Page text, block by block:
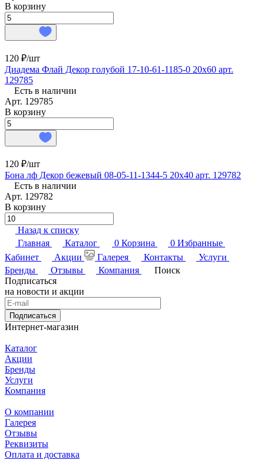
В корзину
120 ₽/шт
Диадема Флай Декор голубой 17-10-61-1185-0 20х60 арт.
129785
Есть в наличии
Арт. 129785
В корзину
120 ₽/шт
Бона лф Декор бежевый 08-05-11-1344-5 20х40 арт. 129782
Есть в наличии
Арт. 129782
В корзину
Назад к списку
Главная
Каталог 0 Корзина 0 Избранные
Кабинет
Акции Галерея Контакты
Услуги
Бренды
Отзывы Компания
Поиск
Подписаться
на новости и акции
Подписаться
Интернет-магазин
Каталог
Акции
Бренды
Услуги
Компания
О компании
Галерея
Отзывы
Реквизиты
Оплата и доставка